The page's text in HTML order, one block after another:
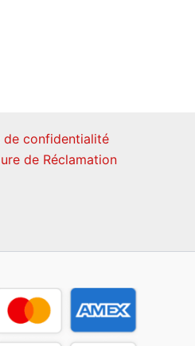
de confidentialité
de Réclamation